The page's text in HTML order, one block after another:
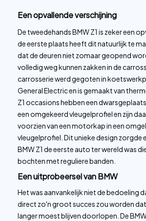
Een opvallende verschijning
De tweedehands BMW Z1 is zeker een
de eerste plaats heeft dit natuurlijk te
dat de deuren niet zomaar geopend
volledig weg kunnen zakken in de
carrosserie werd gegoten in
General Electric en is gemaakt van
Z1 occasions hebben een
een omgekeerd vleugelprofiel en zijn
voorzien van een motorkap in een
vleugelprofiel. Dit unieke design zorgde
BMW Z1 de eerste auto ter wereld was
bochten met reguliere banden.
Een uitprobeersel van BMW
Het was aanvankelijk niet de bedoeling
direct zo'n groot succes zou worden
langer moest blijven doorlopen. De